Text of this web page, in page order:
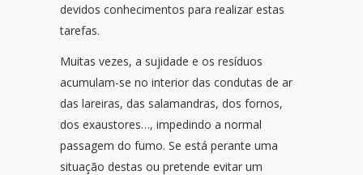
devidos conhecimentos para realizar estas
tarefas.
Muitas vezes, a sujidade e os resíduos
acumulam-se no interior das condutas de ar
das lareiras, das salamandras, dos fornos,
dos exaustores…, impedindo a normal
passagem do fumo. Se está perante uma
situação destas ou pretende evitar um